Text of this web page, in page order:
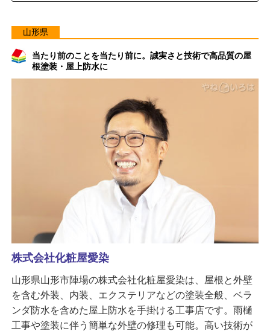
山形県
当たり前のことを当たり前に。誠実さと技術で高品質の屋
根塗装・屋上防水に
株式会社化粧屋愛染
山形県山形市陣場の株式会社化粧屋愛染は、屋根と外壁
を含む外装、内装、エクステリアなどの塗装全般、ベラ
ンダ防水を含めた屋上防水を手掛ける工事店です。雨樋
工事や塗装に伴う簡単な外壁の修理も可能。高い技術が